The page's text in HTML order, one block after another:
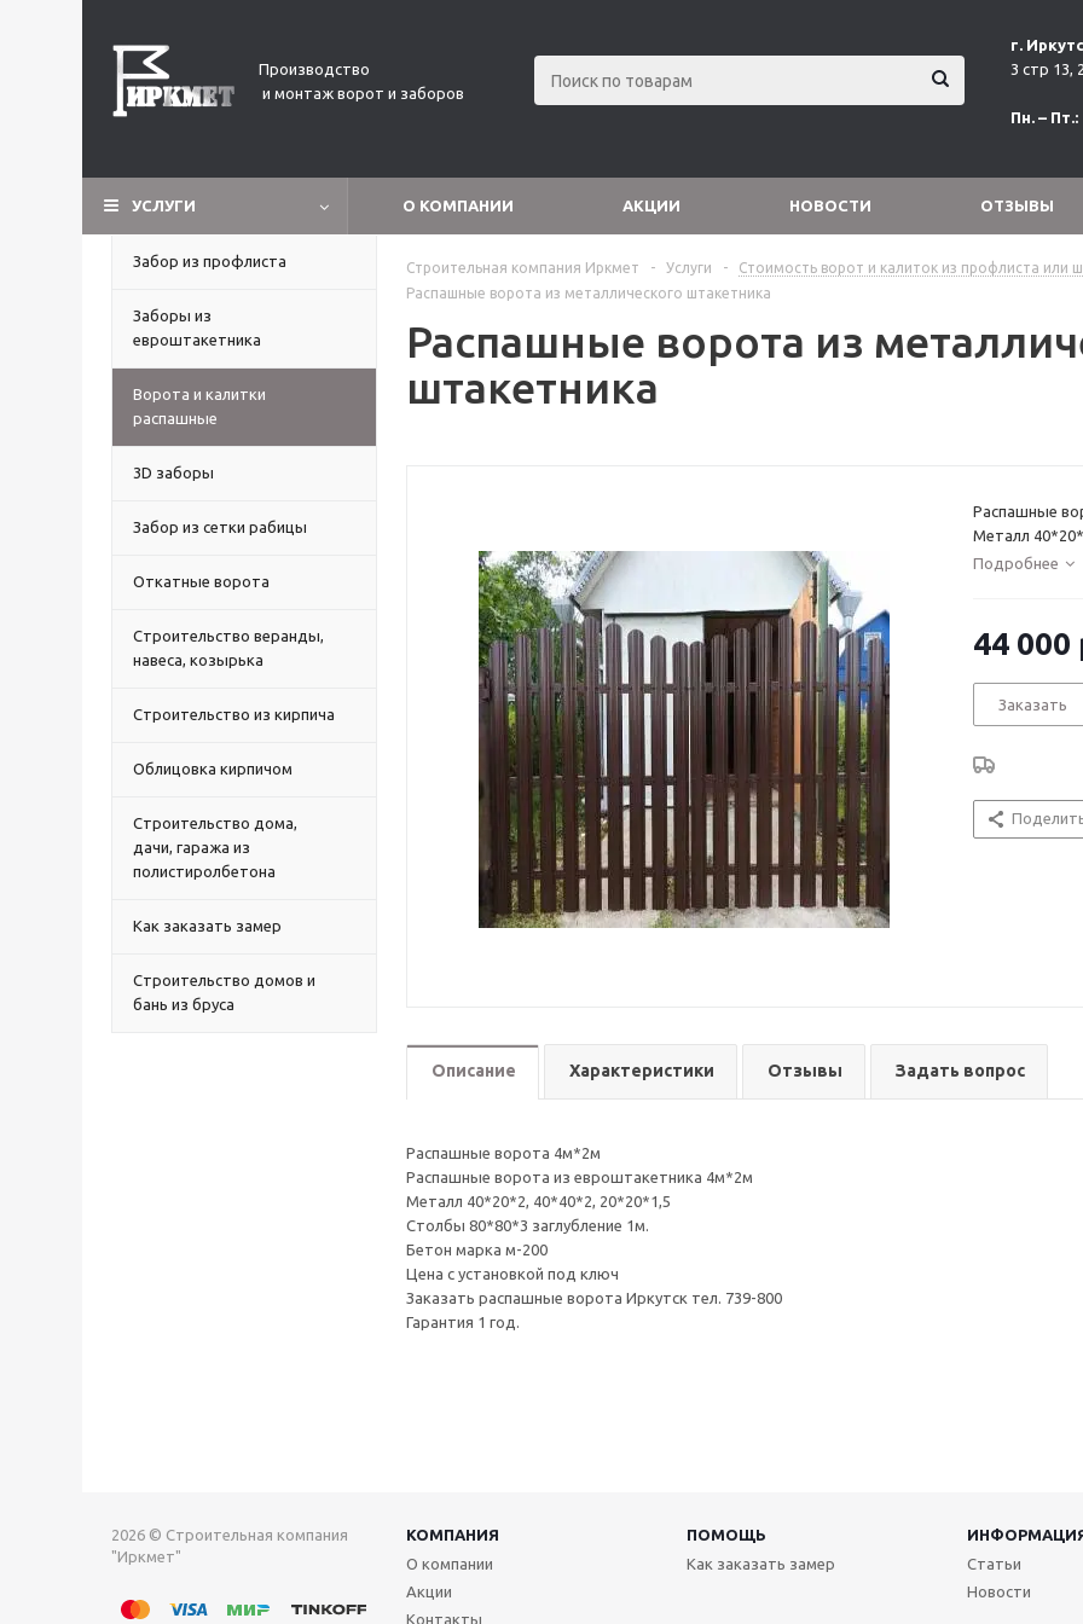
Производство
и монтаж ворот и заборов
г.
3 стр 13,
Пн. – Пт.:
УСЛУГИ О КОМПАНИИ АКЦИИ НОВОСТИ ОТЗЫВЫ
Забор из профлиста
Заборы из
евроштакетника
Ворота и калитки
распашные
3D заборы
Забор из сетки рабицы
Откатные ворота
Строительство веранды,
навеса, козырька
Строительство из кирпича
Облицовка кирпичом
Строительство дома,
дачи, гаража из
полистиролбетона
Как заказать замер
Строительство домов и
бань из бруса
Строительная компания Иркмет - Услуги - Стоимость ворот и калиток из профлиста или
Распашные ворота из металлического штакетника
Распашные ворота из
штакетника
Распашные
Металл
Столбы
Подробнее
44 000
Заказать
Описание Характеристики Отзывы Задать вопрос
Распашные ворота 4м*2м
Распашные ворота из евроштакетника 4м*2м
Металл 40*20*2, 40*40*2, 20*20*1,5
Столбы 80*80*3 заглубление 1м.
Бетон марка м-200
Цена с установкой под ключ
Заказать распашные ворота Иркутск тел. 739-800
Гарантия 1 год.
2026 © Строительная компания
"Иркмет"
КОМПАНИЯ ПОМОЩЬ
О компании
Акции
Контакты
Как заказать замер
Статьи
Новости